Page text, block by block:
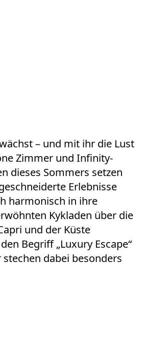
– und mit ihr die Lust
Zimmer und Infinity-
dieses Sommers setzen
Erlebnisse
harmonisch in ihre
Kykladen über die
und der Küste
Begriff „Luxury Escape“
dabei besonders